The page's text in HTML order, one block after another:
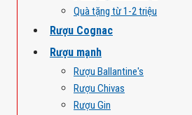
Quà tặng từ 1-2 triệu
Rượu Cognac
Rượu mạnh
Rượu Ballantine's
Rượu Chivas
Rượu Gin